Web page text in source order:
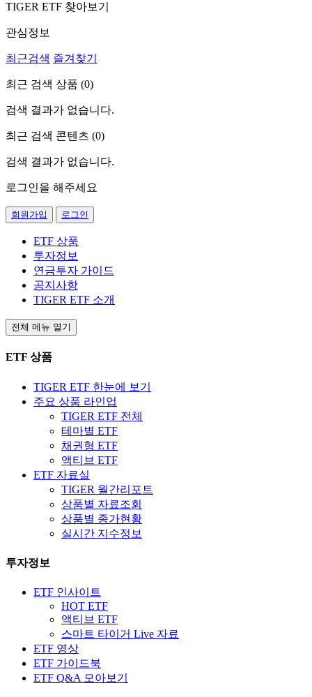
TIGER ETF 찾아보기
관심정보
최근검색 즐겨찾기
최근 검색 상품 (0)
검색 결과가 없습니다.
최근 검색 콘텐츠 (0)
검색 결과가 없습니다.
로그인을 해주세요
회원가입 로그인
ETF 상품
투자정보
연금투자 가이드
공지사항
TIGER ETF 소개
전체 메뉴 열기
ETF 상품
TIGER ETF 한눈에 보기
주요 상품 라인업
TIGER ETF 전체
테마별 ETF
채권형 ETF
액티브 ETF
ETF 자료실
TIGER 월간리포트
상품별 자료조회
상품별 종가현황
실시간 지수정보
투자정보
ETF 인사이트
HOT ETF
액티브 ETF
스마트 타이거 Live 자료
ETF 영상
ETF 가이드북
ETF Q&A 모아보기